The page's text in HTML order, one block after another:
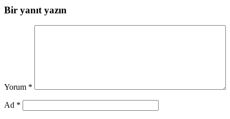
Bir yanıt yazın
Yorum *
Ad *